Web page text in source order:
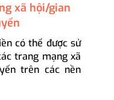
xã hội/gian
có thể được sử
trang mạng xã
trên các nền